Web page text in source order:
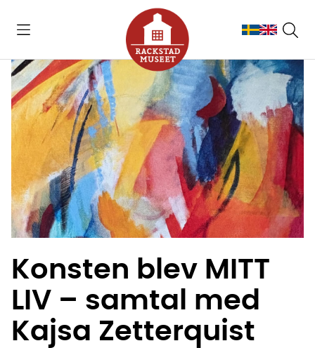
Konsten blev MITT
LIV – samtal med
Kajsa Zetterquist